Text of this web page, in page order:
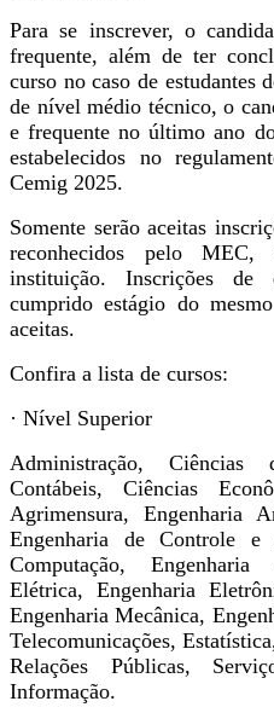
Para se inscrever, o
frequente, além de ter
curso no caso de estudantes
de nível médio técnico, o
e frequente no último ano
estabelecidos no
Cemig 2025.
Somente serão aceitas
reconhecidos pelo
instituição. Inscrições de
cumprido estágio do
aceitas.
Confira a lista de cursos:
· Nível Superior
Administração, Ciências
Contábeis, Ciências
Agrimensura, Engenharia
Engenharia de Controle e
Computação,
Elétrica, Engenharia
Engenharia Mecânica,
Telecomunicações,
Relações Públicas,
Informação.